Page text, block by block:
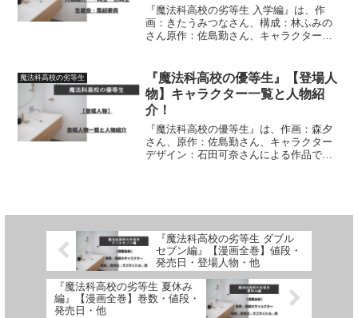
『魔法科高校の劣等生 入学編』は、作
画：きたうみつなさん、構成：林ふみの
さん原作：佐島勤さん、キャラクターデ
介）、一科生、二科生、生徒会、風紀委
員などについて、詳しく紹...
魔法科高校の劣等生
『魔法科高校の優等生』【登場人
物】キャラクター一覧と人物紹
介！
『魔法科高校の優等生』は、作画：森夕
さん、原作：佐島勤さん、キャラクター
デザイン：石田可奈さんによる作品で
『魔法科高校の劣等生 ダブル
セブン編』【漫画全巻】値段・
発売日・登場人物・他
『魔法科高校の劣等生 夏休み
編』【漫画全巻】巻数・値段・
発売日・他